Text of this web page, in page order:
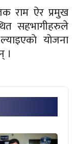
राम ऐर प्रमुख
सहभागीहरुले
योजना
।